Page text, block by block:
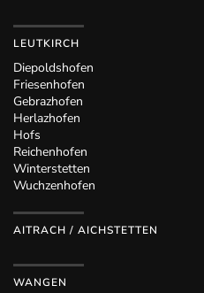
LEUTKIRCH
Diepoldshofen
Friesenhofen
Gebrazhofen
Herlazhofen
Hofs
Reichenhofen
Winterstetten
Wuchzenhofen
AITRACH / AICHSTETTEN
WANGEN